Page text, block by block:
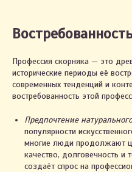
Профессия скорняка — это
исторические периоды её
современных тенденций и
востребованность этой
Предпочтение
популярности
многие люди продолжают
качество, долговечность и
создаёт спрос на